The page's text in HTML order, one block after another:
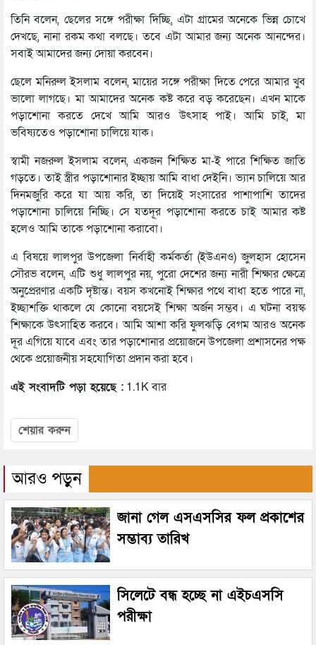
তিনি বলেন, ছেলের সঙ্গে পরীক্ষা দিচ্ছি, এটা গ্রামের অনেকে ভিন্ন চোখে
দেখছে, নানা রকম কথা বলছে। তবে এটা আমার জন্য অনেক আনন্দের।
সবাই আমাদের জন্য দোয়া করবেন।
ছেলে মনিরুল ইসলাম বলেন, মায়ের সঙ্গে পরীক্ষা দিতে পেরে আমার খুব
ভালো লাগছে। মা আমাদের অনেক কষ্ট করে বড় করেছেন। এখন মাকে
পড়াশোনা করতে দেখে আমি আরও উৎসাহ পাই। আমি চাই, মা
ভবিষ্যতেও পড়াশোনা চালিয়ে যাক।
স্বামী নজরুল ইসলাম বলেন, একজন শিক্ষিত মা-ই পারে শিক্ষিত জাতি
গড়তে। তাই স্ত্রীর পড়াশোনার ইচ্ছায় আমি বাধা দেইনি। ভ্যান চালিয়ে আর
দিনমজুরি করে যা আয় করি, তা দিয়েই সংসারের পাশাপাশি তাদের
পড়াশোনা চালিয়ে নিচ্ছি। সে যতদূর পড়াশোনা করতে চাই আমার কষ্ট
হলেও আমি তাকে পড়াশোনা করাবো।
এ বিষয়ে লালপুর উপজেলা নির্বাহী কর্মকর্তা (ইউএনও) জুলহাস হোসেন
সৌরভ বলেন, এটি শুধু লালপুর নয়, পুরো দেশের জন্য নারী শিক্ষার ক্ষেত্রে
অনুপ্রেরণার একটি দৃষ্টান্ত। বয়স কখনোই শিক্ষার পথে বাধা হতে পারে না,
ইচ্ছাশক্তি থাকলে যে কোনো বয়সেই শিক্ষা অর্জন সম্ভব। এ ঘটনা বয়স্ক
শিক্ষাকে উৎসাহিত করবে। আমি আশা করি ফুলঝড়ি বেগম আরও অনেক
দূর এগিয়ে যাবে এবং তার পড়াশোনার প্রয়োজনে উপজেলা প্রশাসনের পক্ষ
থেকে প্রয়োজনীয় সহযোগিতা প্রদান করা হবে।
এই সংবাদটি পড়া হয়েছে : 1.1K বার
শেয়ার করুন
আরও পড়ুন
জানা গেল এসএসসির ফল প্রকাশের
সম্ভাব্য তারিখ
সিলেটে বন্ধ হচ্ছে না এইচএসসি
পরীক্ষা